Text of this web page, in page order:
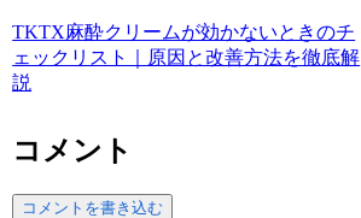
TKTX麻酔クリームが効かないときのチ
ェックリスト｜原因と改善方法を徹底解
説
コメント
コメントを書き込む